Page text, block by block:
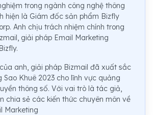
trong ngành công nghệ thông
hiện là Giám đốc sản phẩm Bizfly
Anh chịu trách nhiệm chính trong
giải pháp Email Marketing
anh, giải pháp Bizmail đã xuất sắc
Sao Khuê 2023 cho lĩnh vực quảng
thông số. Với vai trò là tác giả,
chia sẻ các kiến thức chuyên môn về
Marketing